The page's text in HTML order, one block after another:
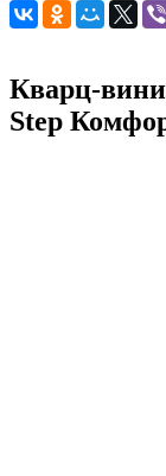
Кварц-
Step